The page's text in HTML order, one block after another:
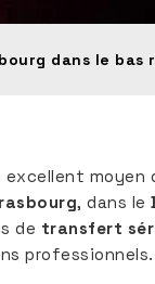
dans le bas
moyen
, dans le
de transfert
professionnels.